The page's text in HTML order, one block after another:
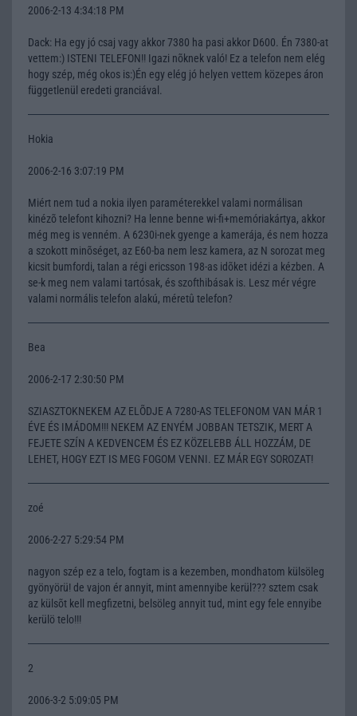
2006-2-13 4:34:18 PM
Dack: Ha egy jó csaj vagy akkor 7380 ha pasi akkor D600. Én 7380-at
vettem:) ISTENI TELEFON!! Igazi nõknek való! Ez a telefon nem elég
hogy szép, még okos is:)Én egy elég jó helyen vettem közepes áron
függetlenül eredeti granciával.
Hokia
2006-2-16 3:07:19 PM
Miért nem tud a nokia ilyen paraméterekkel valami normálisan
kinézõ telefont kihozni? Ha lenne benne wi-fi+memóriakártya, akkor
még meg is venném. A 6230i-nek gyenge a kamerája, és nem hozza
a szokott minõséget, az E60-ba nem lesz kamera, az N sorozat meg
kicsit bumfordi, talan a régi ericsson 198-as idõket idézi a kézben. A
se-k meg nem valami tartósak, és szofthibásak is. Lesz mér végre
valami normális telefon alakú, méretû telefon?
Bea
2006-2-17 2:30:50 PM
SZIASZTOKNEKEM AZ ELÕDJE A 7280-AS TELEFONOM VAN MÁR 1
ÉVE ÉS IMÁDOM!!! NEKEM AZ ENYÉM JOBBAN TETSZIK, MERT A
FEJETE SZÍN A KEDVENCEM ÉS EZ KÖZELEBB ÁLL HOZZÁM, DE
LEHET, HOGY EZT IS MEG FOGOM VENNI. EZ MÁR EGY SOROZAT!
zoé
2006-2-27 5:29:54 PM
nagyon szép ez a telo, fogtam is a kezemben, mondhatom külsöleg
gyönyörü! de vajon ér annyit, mint amennyibe kerül??? sztem csak
az külsõt kell megfizetni, belsöleg annyit tud, mint egy fele ennyibe
kerülö telo!!!
2
2006-3-2 5:09:05 PM